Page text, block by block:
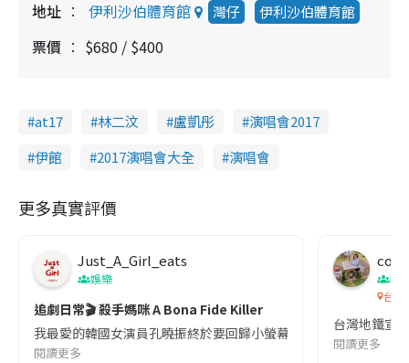
地址
伊利沙伯體育館 灣仔 伊利沙伯體育館
票價 $680 / $400
at17 林二汶 盧凱彤
演唱會2017
伊館
2017演唱會大全 演唱會
更多真實評價
Just_A_Girl_eats
娛樂
追劇日常🎬 殺手媽咪 A Bona Fide Killer
我最愛的韓國女演員孔曉振終於要回歸小螢幕啦!這次的劇本改編
閱讀更多
co
吹
台灣
台灣地鐵宣
閱讀更多